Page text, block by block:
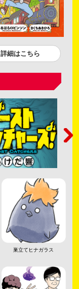
詳細はこちら
巣立てヒナガラス